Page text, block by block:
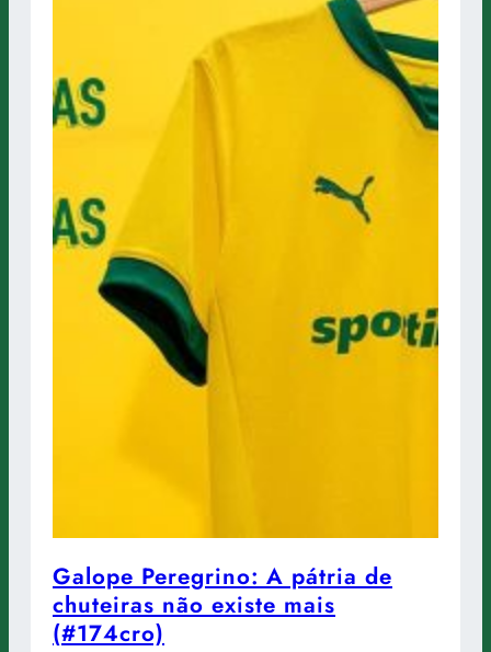
Galope Peregrino: A pátria de
chuteiras não existe mais
(#174cro)